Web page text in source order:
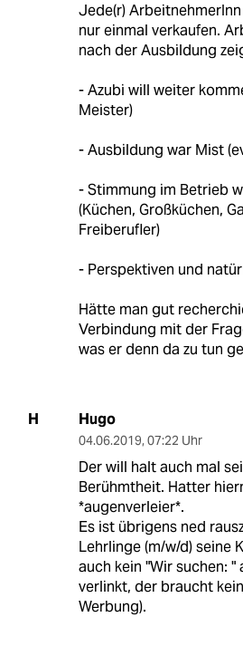
Jede(r)
nur einmal verkaufen.
nach der Ausbildung
- Azubi will weiter
Meister)
- Ausbildung war Mist
- Stimmung im Betrieb
(Küchen, Großküchen,
Freiberufler)
- Perspektiven und
Hätte man gut
Verbindung mit der
was er denn da zu tun
H Hugo
04.06.2019, 07:22 Uhr
Der will halt auch mal
Berühmtheit. Hatter
*augenverleier*.
Es ist übrigens ned
Lehrlinge (m/w/d) seine
auch kein "Wir suchen:
verlinkt, der braucht
Werbung).